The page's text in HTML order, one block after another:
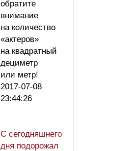
обратите
внимание
на количество
«актеров»
на квадратный
дециметр
или метр!
2017-07-08
23:44:26
С сегодняшнего
дня подорожал